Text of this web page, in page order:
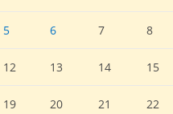
5 6 7 8
12 13 14 15
19 20 21 22